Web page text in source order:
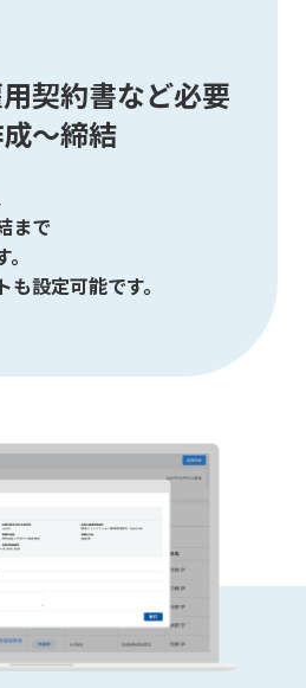
契約書など必要
〜締結
まで
設定可能です。